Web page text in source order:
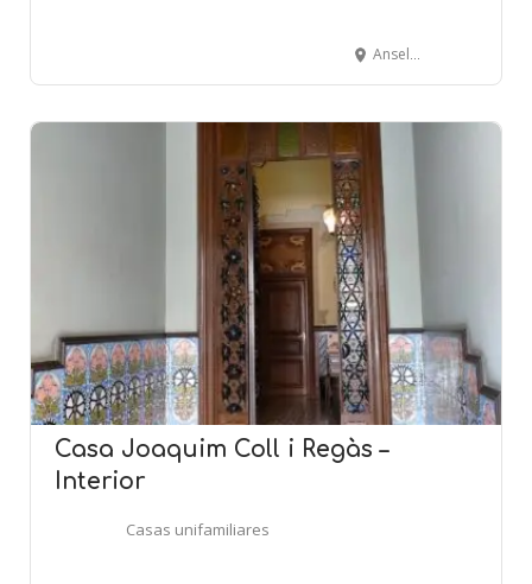
Anselm Clavé, 93-96 - Jovara, 192 - CALELLA
Casa Joaquim Coll i Regàs –
Interior
Casas unifamiliares